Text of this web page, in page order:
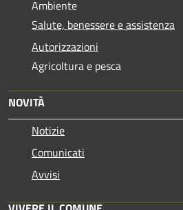
Ambiente
Salute, benessere e assistenza
Autorizzazioni
Agricoltura e pesca
NOVITÀ
Notizie
Comunicati
Avvisi